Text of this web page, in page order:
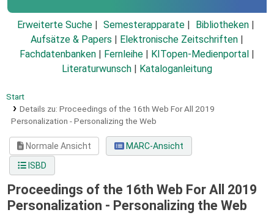
Erweiterte Suche Semesterapparate
Bibliotheken
Aufsätze & Papers
Elektronische Zeitschriften
Fachdatenbanken
Fernleihe KITopen-Medienportal
Literaturwunsch
Kataloganleitung
Start
Details zu: Proceedings of the 16th Web For All 2019
Personalization - Personalizing the Web
Normale Ansicht
MARC-Ansicht
ISBD
Proceedings of the 16th Web For All 2019
Personalization - Personalizing the Web